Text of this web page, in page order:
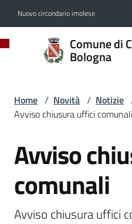
Nuovo circondario imolese
Comune di
Bologna
Comune
di
Guelfo
di
Amministrazione
Novità
Home / Novità / Notizie
Avviso chiusura uffici comunali
Salta al contenuto
Avviso
comunali
Avviso chiusura uffici